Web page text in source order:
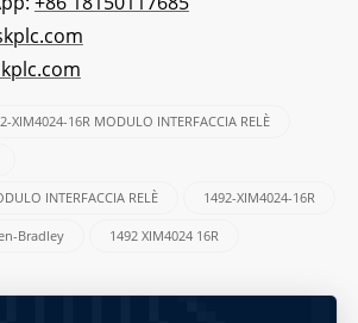
XIM4024-16R MODULO INTERFACCIA RELÈ
INTERFACCIA RELÈ 1492-XIM4024-16R
Bradley 1492 XIM4024 16R